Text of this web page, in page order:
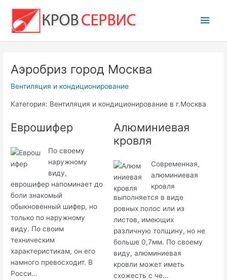
содержимому
Аэробриз город Москва
Вентиляция и кондиционирование
Категория: Вентиляция и кондиционирование в г.Москва
Еврошифер
По своему
наружному
виду,
еврошифер напоминает до
боли знакомый
обыкновенный шифер, но
только по наружному
виду. По своим
техническим
характеристикам, он его
намного превосходит. В
Росси…
Алюминиевая
кровля
Современная,
алюминиевая
кровля
выполняется в виде
ровных полос или из
листов, имеющих
различную толщину, но не
больше 0,7мм. По своему
виду, алюминиевая
кровли может иметь
схожесть с че…